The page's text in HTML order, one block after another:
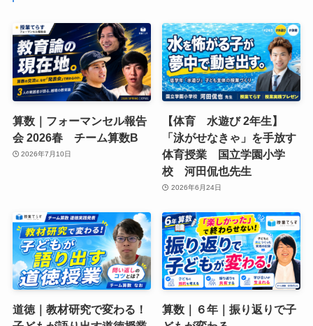
算数｜フォーマンセル報告
会 2026春 チーム算数B
2026年7月10日
【体育 水遊び 2年生】
「泳がせなきゃ」を手放す
体育授業 国立学園小学
校 河田侃也先生
2026年6月24日
道徳｜教材研究で変わる！
算数｜６年｜振り返りで子